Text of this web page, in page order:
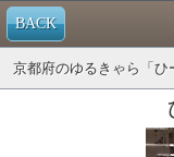
BACK
京都府のゆるきゃら「ひ